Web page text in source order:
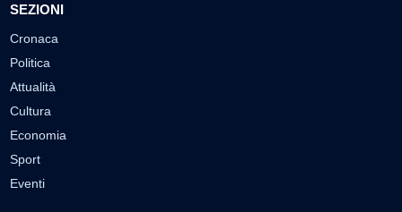
SEZIONI
Cronaca
Politica
Attualità
Cultura
Economia
Sport
Eventi